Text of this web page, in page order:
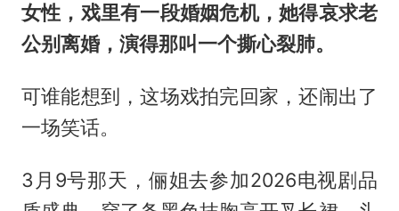
女性，戏里有一段婚姻危机，她得哀求老
公别离婚，演得那叫一个撕心裂肺。
可谁能想到，这场戏拍完回家，还闹出了
一场笑话。
3月9号那天，俪姐去参加2026电视剧品